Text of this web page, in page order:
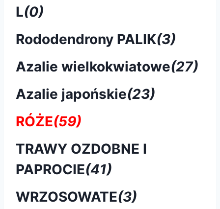
L(0)
Rododendrony PALIK(3)
Azalie wielkokwiatowe(27)
Azalie japońskie(23)
RÓŻE(59)
TRAWY OZDOBNE I
PAPROCIE(41)
WRZOSOWATE(3)